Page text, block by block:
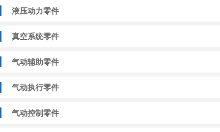
液压动力零件
真空系统零件
气动辅助零件
气动执行零件
气动控制零件